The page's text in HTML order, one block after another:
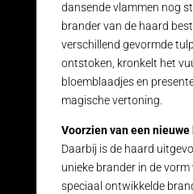
dansende vlammen nog
brander van de haard
verschillend gevormde
ontstoken, kronkelt het
bloemblaadjes en
magische vertoning.
Voorzien van een nieuwe
Daarbij is de haard
unieke brander in de vorm
speciaal ontwikkelde